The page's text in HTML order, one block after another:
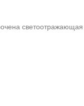
светоотражающая